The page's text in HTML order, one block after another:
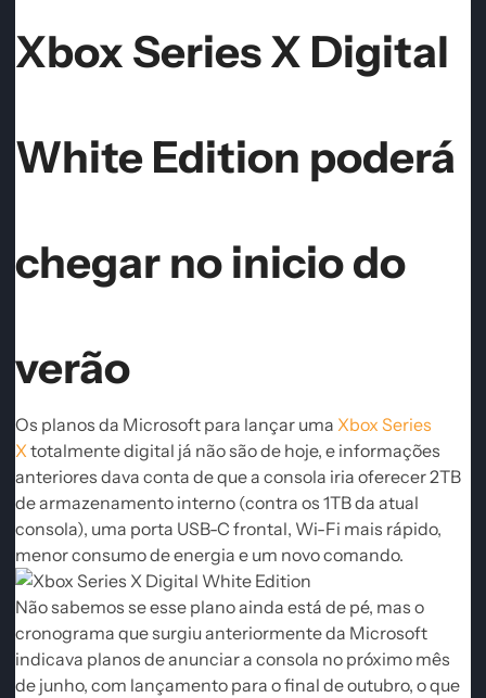
Xbox Series X Digital
White Edition poderá
chegar no inicio do
verão
Os planos da Microsoft para lançar uma Xbox Series
X totalmente digital já não são de hoje, e informações
anteriores dava conta de que a consola iria oferecer 2TB
de armazenamento interno (contra os 1TB da atual
consola), uma porta USB-C frontal, Wi-Fi mais rápido,
menor consumo de energia e um novo comando.
Não sabemos se esse plano ainda está de pé, mas o
cronograma que surgiu anteriormente da Microsoft
indicava planos de anunciar a consola no próximo mês
de junho, com lançamento para o final de outubro, o que